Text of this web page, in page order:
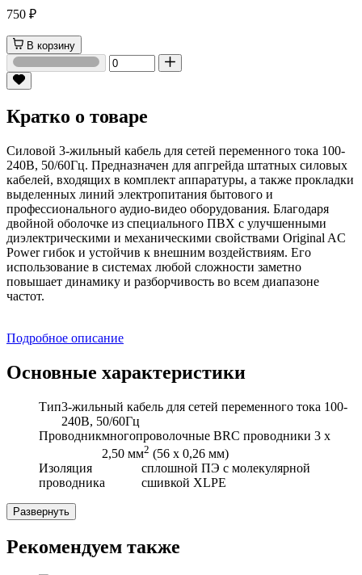
750 ₽
В корзину
Кратко о товаре
Силовой 3-жильный кабель для сетей переменного тока 100-
240В, 50/60Гц. Предназначен для апгрейда штатных силовых
кабелей, входящих в комплект аппаратуры, а также прокладки
выделенных линий электропитания бытового и
профессионального аудио-видео оборудования. Благодаря
двойной оболочке из специального ПВХ с улучшенными
диэлектрическими и механическими свойствами Original AC
Power гибок и устойчив к внешним воздействиям. Его
использование в системах любой сложности заметно
повышает динамику и разборчивость во всем диапазоне
частот.
Подробное описание
Основные характеристики
Тип3-жильный кабель для сетей переменного тока 100-
240В, 50/60Гц
Проводникмногопроволочные BRC проводники 3 х
2,50 мм2 (56 х 0,26 мм)
Изоляция
проводника
сплошной ПЭ с молекулярной
сшивкой XLPE
Развернуть
Рекомендуем также